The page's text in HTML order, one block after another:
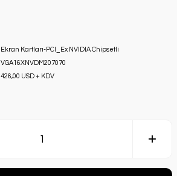
Ekran Kartları-PCI_Ex NVIDIA Chipsetli
VGA16XNVDM207070
426,00 USD + KDV